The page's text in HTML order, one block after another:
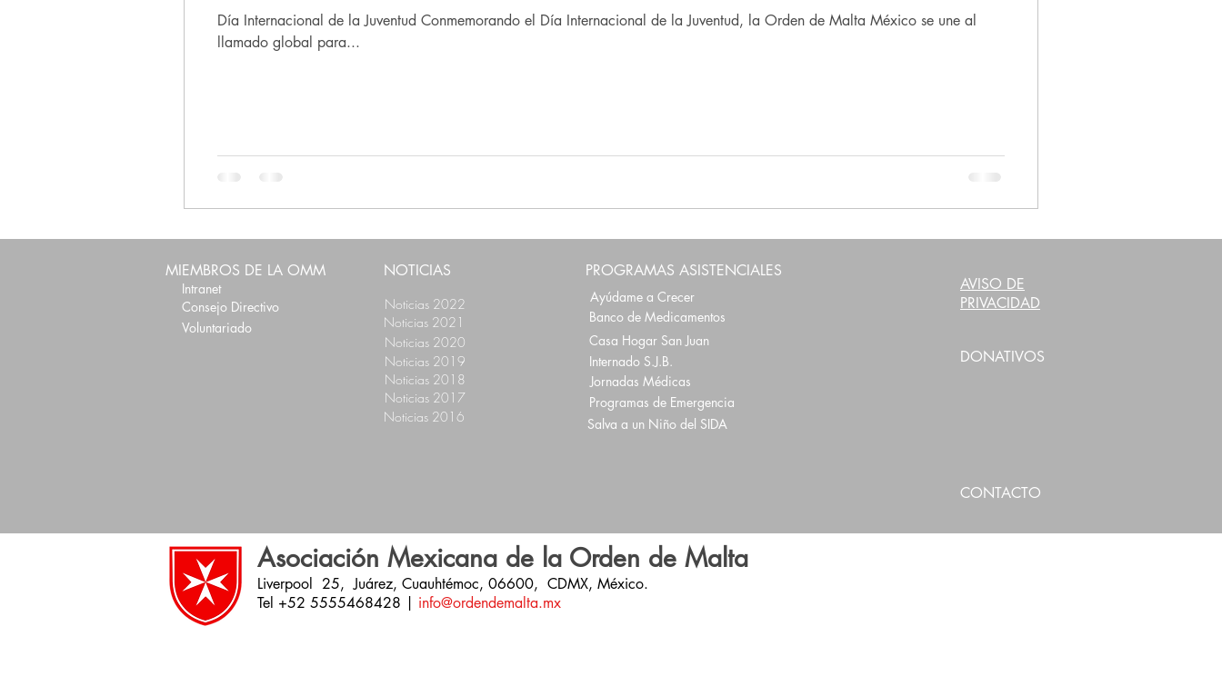
Día Internacional de la Juventud Conmemorando el Día Internacional de la Juventud, la Orden de Malta México se une al
llamado global para...
MIEMBROS DE LA OMM
Intranet
Consejo Directivo
Voluntariado
PROGRAMAS ASISTENCIALES
NOTICIAS
Noticias 2022
Noticias 2021
Noticias 2020
Noticias 2019
Noticias 2018
Noticias 2017
Noticias 2016
Ayúdame a Crecer
Banco de Medicamentos
Casa Hogar San Juan
Internado S.J.B.
Jornadas Médicas
Programas de Emergencia
Salva a un Niño del SIDA
AVISO DE
PRIVACIDAD
DONATIVOS
CONTACTO
Asociación Mexicana de la Orden de Malta
Liverpool 25, Juárez, Cuauhtémoc, 06600, CDMX, México.
Tel +52 5555468428 | info@ordendemalta.mx